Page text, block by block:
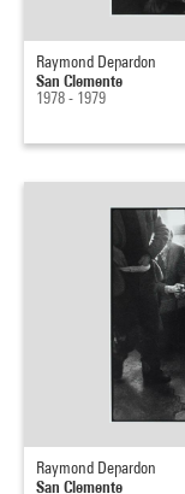
Raymond Depardon
San Clemente
1978 - 1979
Raymond Depardon
San Clemente